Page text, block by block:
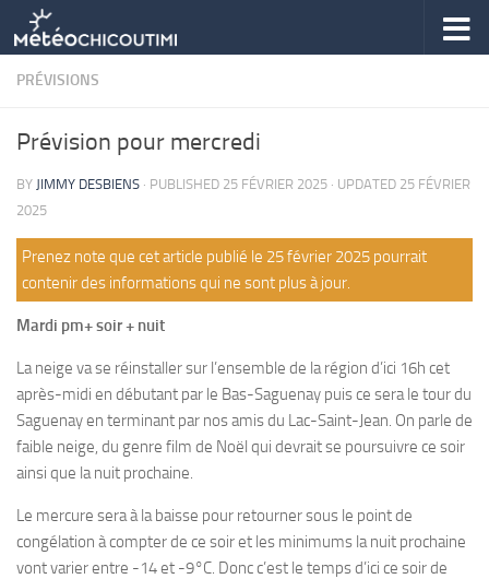
Skip to content
PRÉVISIONS
Prévision pour mercredi
BY JIMMY DESBIENS · PUBLISHED 25 FÉVRIER 2025 · UPDATED 25 FÉVRIER
2025
Prenez note que cet article publié le 25 février 2025 pourrait
contenir des informations qui ne sont plus à jour.
Mardi pm+ soir + nuit
La neige va se réinstaller sur l’ensemble de la région d’ici 16h cet
après-midi en débutant par le Bas-Saguenay puis ce sera le tour du
Saguenay en terminant par nos amis du Lac-Saint-Jean. On parle de
faible neige, du genre film de Noël qui devrait se poursuivre ce soir
ainsi que la nuit prochaine.
Le mercure sera à la baisse pour retourner sous le point de
congélation à compter de ce soir et les minimums la nuit prochaine
vont varier entre -14 et -9°C. Donc c’est le temps d’ici ce soir de